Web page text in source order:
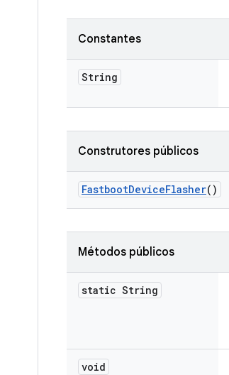
Constantes
String
Construtores públicos
FastbootDeviceFlasher()
Métodos públicos
static String
void